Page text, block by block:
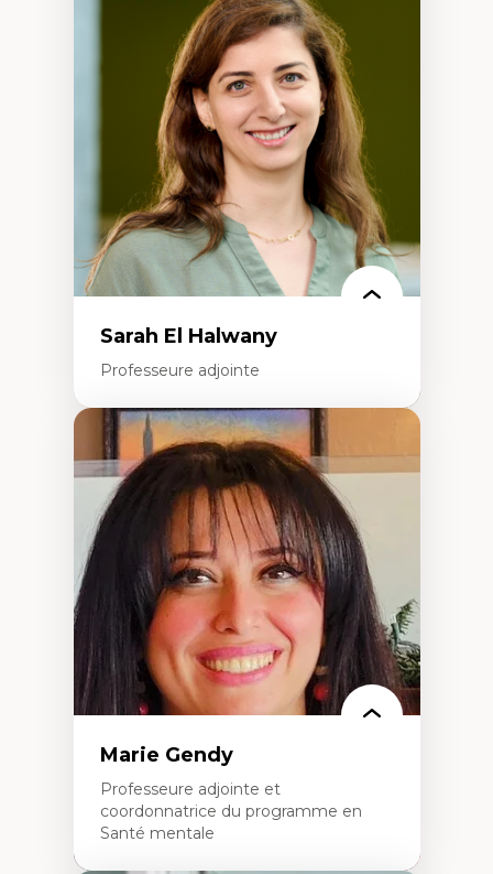
Fragmentation des auditoires médiatiques
Analyse multi-plateforme des auditoires
médiatiques
Analyse des comportements numériques à
travers les données massives et l’IA
Recherche quantitative et qualitative sur
les auditoires médiatiques
Épistémologie des techniques de recherche
numérique et l’IA
Théorie des droits de la personne
La pensée politique d’Hannah Arendt
La pensée politique à l’ère numérique
Justice internationale et normes
internationales
Sarah El Halwany
Professeure adjointe
Expertises
Les apports pédagogiques des théories de
l'affect, du posthumanisme, du féminisme
dans l'éducation aux sciences
L'apprentissage des sciences/STIM dans une
perspective socioécologique de care
L’insertion professionnelle des
enseignant.e.s
Marie Gendy
Professeure adjointe et
coordonnatrice du programme en
Santé mentale